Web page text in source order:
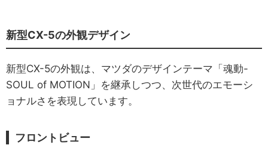
新型CX-5の外観デザイン
新型CX-5の外観は、マツダのデザインテーマ「魂動-
SOUL of MOTION」を継承しつつ、次世代のエモーシ
ョナルさを表現しています。
フロントビュー